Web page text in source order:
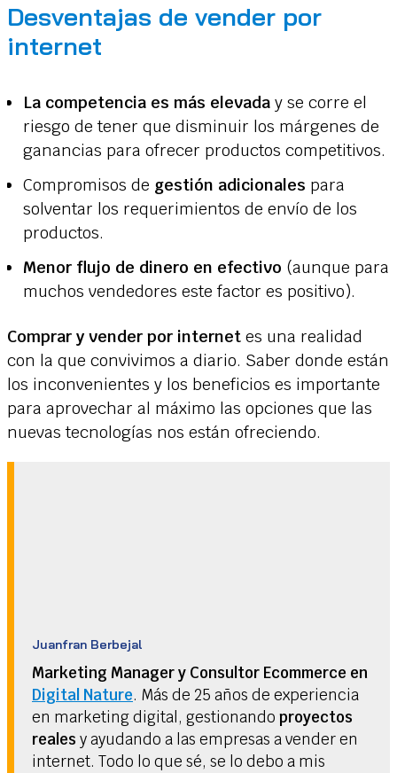
Desventajas de vender por
internet
La competencia es más elevada y se corre el
riesgo de tener que disminuir los márgenes de
ganancias para ofrecer productos competitivos.
Compromisos de gestión adicionales para
solventar los requerimientos de envío de los
productos.
Menor flujo de dinero en efectivo (aunque para
muchos vendedores este factor es positivo).
Comprar y vender por internet es una realidad
con la que convivimos a diario. Saber donde están
los inconvenientes y los beneficios es importante
para aprovechar al máximo las opciones que las
nuevas tecnologías nos están ofreciendo.
Juanfran Berbejal
Marketing Manager y Consultor Ecommerce en
Digital Nature. Más de 25 años de experiencia
en marketing digital, gestionando proyectos
reales y ayudando a las empresas a vender en
internet. Todo lo que sé, se lo debo a mis